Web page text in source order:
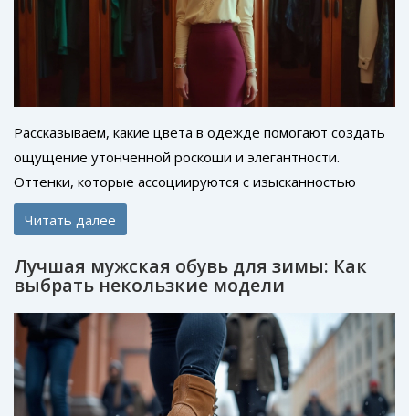
Рассказываем, какие цвета в одежде помогают создать
ощущение утонченной роскоши и элегантности.
Оттенки, которые ассоциируются с изысканностью
могут добавить изысканности в ваш гардероб.
Предлагаем полезные советы по выбору и сочетанию
этих благородных цветов, чтобы создать впечатляющий
образ. В этой статье вы найдете как классические, так и
Читать далее
Лучшая мужская обувь для зимы: Как
выбрать некользкие модели